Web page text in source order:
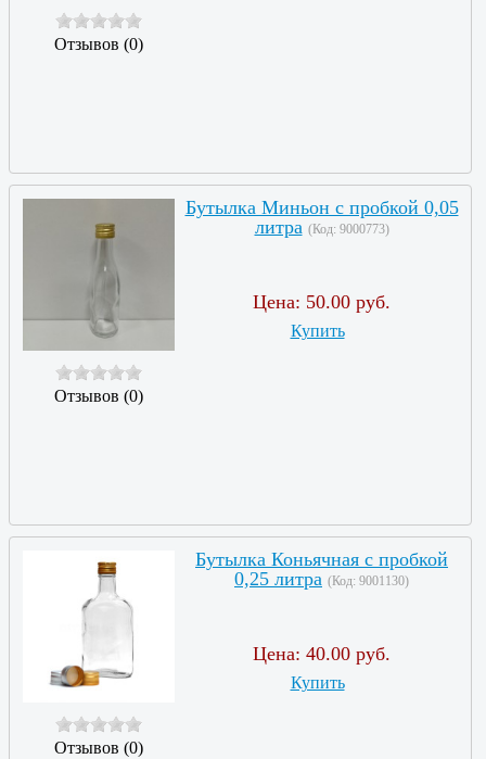
Отзывов (0)
Отзывов (0)
Бутылка Миньон с пробкой 0,05
литра (Код: 9000773)
Цена: 50.00 руб.
Купить
Отзывов (0)
Бутылка Коньячная с пробкой
0,25 литра (Код: 9001130)
Цена: 40.00 руб.
Купить